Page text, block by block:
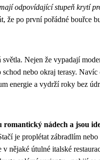
odpovídající stupeň krytí
že po první pořádné bouřce
Nejen že vypadají
nebo okraj terasy. Navíc
energie a vydrží roky bez
romantický nádech a jsou
je proplétat zábradlím
v nějaké útulné italské